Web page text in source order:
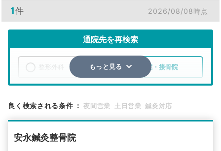
1件 2026/08/08時点
通院先を再検索
整骨院・接骨院
検索する
もっと見る
良く検索される条件 ： 夜間営業 土日営業 鍼灸対応
安永鍼灸整骨院